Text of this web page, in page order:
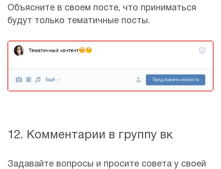
Объясните в своем посте, что приниматься
будут только тематичные посты.
12. Комментарии в группу вк
Задавайте вопросы и просите совета у своей